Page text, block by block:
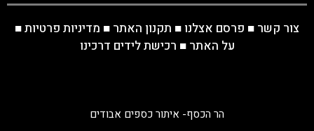
צור קשר ■ פרסם אצלנו ■ תקנון האתר ■ מדיניות פרטיות■
על האתר ■ רכישת לידים דרכינו
הר הכסף- איתור כספים אבודים